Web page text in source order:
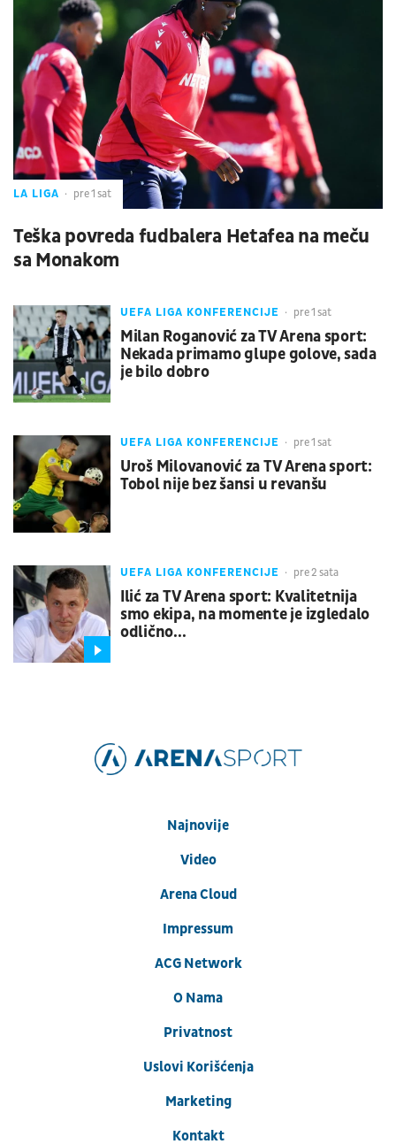
LA LIGA pre 1 sat
Teška povreda fudbalera Hetafea na meču
sa Monakom
UEFA LIGA KONFERENCIJE pre 1 sat
Milan Roganović za TV Arena sport:
Nekada primamo glupe golove, sada
je bilo dobro
UEFA LIGA KONFERENCIJE pre 1 sat
Uroš Milovanović za TV Arena sport:
Tobol nije bez šansi u revanšu
UEFA LIGA KONFERENCIJE pre 2 sata
Ilić za TV Arena sport: Kvalitetnija
smo ekipa, na momente je izgledalo
odlično...
Najnovije
Video
Arena Cloud
Impressum
ACG Network
O Nama
Privatnost
Uslovi Korišćenja
Marketing
Kontakt